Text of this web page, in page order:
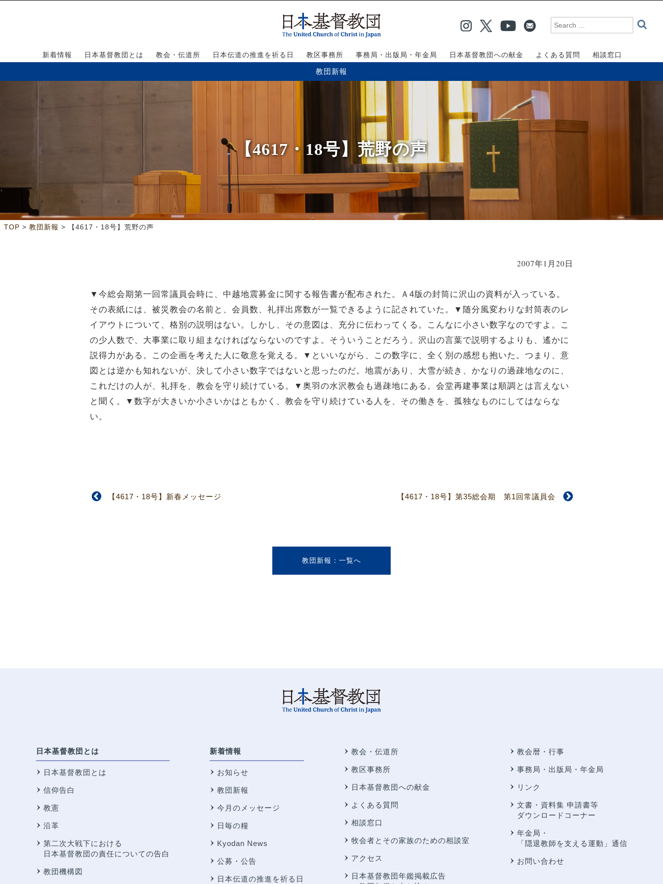
新着情報 日本基督教団とは 教会・伝道所 日本伝道の推進を祈る日 教区事務所 事務局・出版局・年金局 日本基督教団への献金 よくある質問 相談窓口
教団新報
【4617・18号】荒野の声
TOP > 教団新報 > 【4617・18号】荒野の声
2007年1月20日
▼今総会期第一回常議員会時に、中越地震募金に関する報告書が配布された。Ａ4版の封筒に沢山の資料が入っている。
その表紙には、被災教会の名前と、会員数、礼拝出席数が一覧できるように記されていた。▼随分風変わりな封筒表のレ
イアウトについて、格別の説明はない。しかし、その意図は、充分に伝わってくる。こんなに小さい数字なのですよ。こ
の少人数で、大事業に取り組まなければならないのですよ。そういうことだろう。沢山の言葉で説明するよりも、遙かに
説得力がある。この企画を考えた人に敬意を覚える。▼といいながら、この数字に、全く別の感想も抱いた。つまり、意
図とは逆かも知れないが、決して小さい数字ではないと思ったのだ。地震があり、大雪が続き、かなりの過疎地なのに、
これだけの人が、礼拝を、教会を守り続けている。▼奥羽の水沢教会も過疎地にある。会堂再建事業は順調とは言えない
と聞く。▼数字が大きいか小さいかはともかく、教会を守り続けている人を、その働きを、孤独なものにしてはならな
い。
【4617・18号】新春メッセージ 【4617・18号】第35総会期 第1回常議員会
教団新報
日本基督教団とは
日本基督教団とは
信仰告白
教憲
沿革
第二次大戦下における
日本基督教団の責任についての告白
教団機構図
新着情報
お知らせ
教団新報
今月のメッセージ
日毎の糧
Kyodan News
公募・公告
日本伝道の推進を祈る日
教会・伝道所
教区事務所
日本基督教団への献金
よくある質問
相談窓口
牧会者とその家族のための相談室
アクセス
日本基督教団年鑑掲載広告
教会暦・行事
事務局・出版局・年金局
リンク
文書・資料集 申請書等
ダウンロードコーナー
年金局・
「隠退教師を支える運動」通信
お問い合わせ